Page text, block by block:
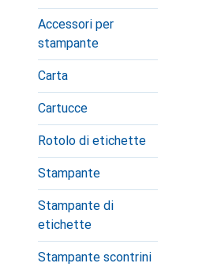
Accessori per
stampante
Carta
Cartucce
Rotolo di etichette
Stampante
Stampante di
etichette
Stampante scontrini